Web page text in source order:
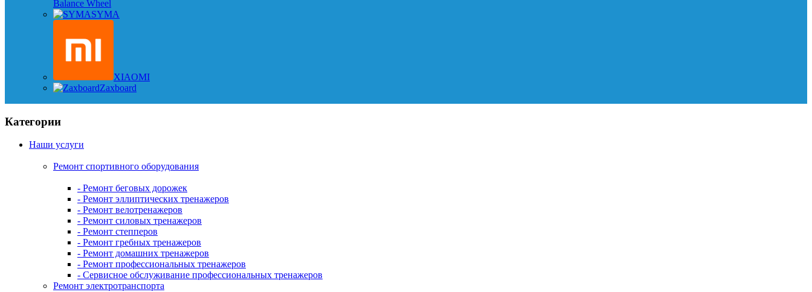
Balance Wheel
SYMA
XIAOMI
Zaxboard
Категории
Наши услуги
Ремонт спортивного оборудования
- Ремонт беговых дорожек
- Ремонт эллиптических тренажеров
- Ремонт велотренажеров
- Ремонт силовых тренажеров
- Ремонт степперов
- Ремонт гребных тренажеров
- Ремонт домашних тренажеров
- Ремонт профессиональных тренажеров
- Сервисное обслуживание профессиональных тренажеров
Ремонт электротранспорта